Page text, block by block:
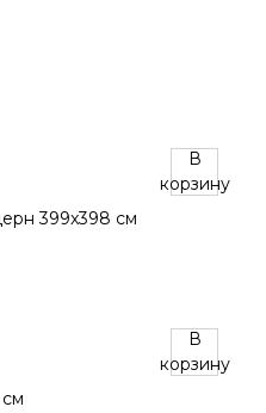
В
корзину
В
корзину